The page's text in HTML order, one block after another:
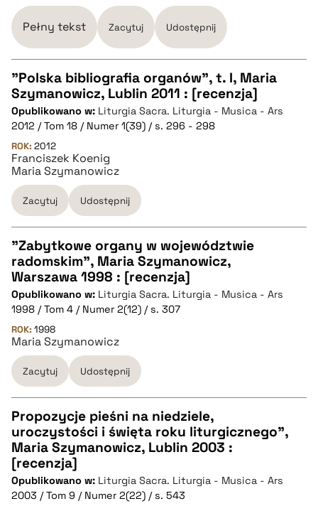
BIBTEX
pobierz cytat
Pełny tekst Zacytuj Udostępnij
CZYSTY TEKST
pobierz cytat
BIBTEX
pobierz cytat
"Polska bibliografia organów", t. I, Maria
Szymanowicz, Lublin 2011 : [recenzja]
Opublikowano w: Liturgia Sacra. Liturgia - Musica - Ars
2012 / Tom 18 / Numer 1(39) / s. 296 - 298
ROK: 2012
Franciszek Koenig
Maria Szymanowicz
Zacytuj Udostępnij
CZYSTY TEKST
pobierz cytat
BIBTEX
pobierz cytat
"Zabytkowe organy w województwie
radomskim", Maria Szymanowicz,
Warszawa 1998 : [recenzja]
Opublikowano w: Liturgia Sacra. Liturgia - Musica - Ars
1998 / Tom 4 / Numer 2(12) / s. 307
ROK: 1998
Maria Szymanowicz
Zacytuj Udostępnij
CZYSTY TEKST
pobierz cytat
Propozycje pieśni na niedziele,
uroczystości i święta roku liturgicznego",
Maria Szymanowicz, Lublin 2003 :
[recenzja]
Opublikowano w: Liturgia Sacra. Liturgia - Musica - Ars
2003 / Tom 9 / Numer 2(22) / s. 543